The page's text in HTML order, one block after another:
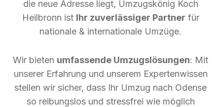
die neue Adresse liegt, Umzugskönig Koch
Heilbronn ist Ihr zuverlässiger Partner für
nationale & internationale Umzüge.
Wir bieten umfassende Umzugslösungen: Mit
unserer Erfahrung und unserem Expertenwissen
stellen wir sicher, dass Ihr Umzug nach Odense
so reibungslos und stressfrei wie möglich